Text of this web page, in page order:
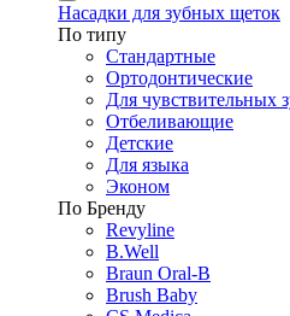
Насадки для зубных щеток
По типу
Стандартные
Ортодонтические
Для чувствительных
Отбеливающие
Детские
Для языка
Эконом
По Бренду
Revyline
B.Well
Braun Oral-B
Brush Baby